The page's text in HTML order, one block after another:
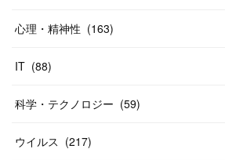
心理・精神性 (163)
IT (88)
科学・テクノロジー (59)
ウイルス (217)